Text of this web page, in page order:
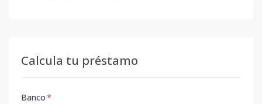
Calcula tu préstamo
Banco*